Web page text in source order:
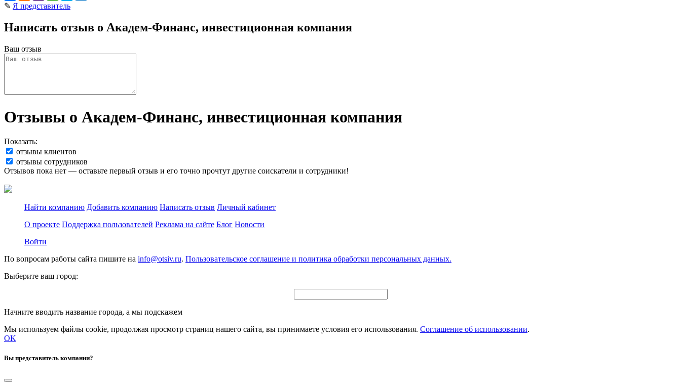
✎ Я представитель
Написать отзыв о Академ-Финанс, инвестиционная компания
Ваш отзыв
Отзывы о Академ-Финанс, инвестиционная компания
Показать:
отзывы клиентов
отзывы сотрудников
Отзывов пока нет — оставьте первый отзыв и его точно прочтут другие соискатели и сотрудники!
Найти компанию Добавить компанию Написать отзыв Личный кабинет
О проекте Поддержка пользователей Реклама на сайте Блог Новости
Войти
По вопросам работы сайта пишите на info@otsiv.ru. Пользовательское соглашение и политика обработки персональных данных.
Выберите ваш город:
Начните вводить название города, а мы подскажем
Мы используем файлы cookie, продолжая просмотр страниц нашего сайта, вы принимаете условия его использования. Соглашение об использовании.
OK
Вы представитель компании?